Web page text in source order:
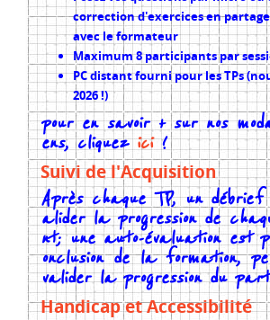
correction d'exercices en
avec le formateur
Maximum 8 participants par
PC distant fourni pour les TPs
2026 !)
pour en savoir + sur nos
ens, cliquezici!
Suivi de l'Acquisition
Après chaque TP, un
alider la progression de
nt; une auto-évaluation est
onclusion de la formation,
valider la progression du
Handicap et Accessibilité